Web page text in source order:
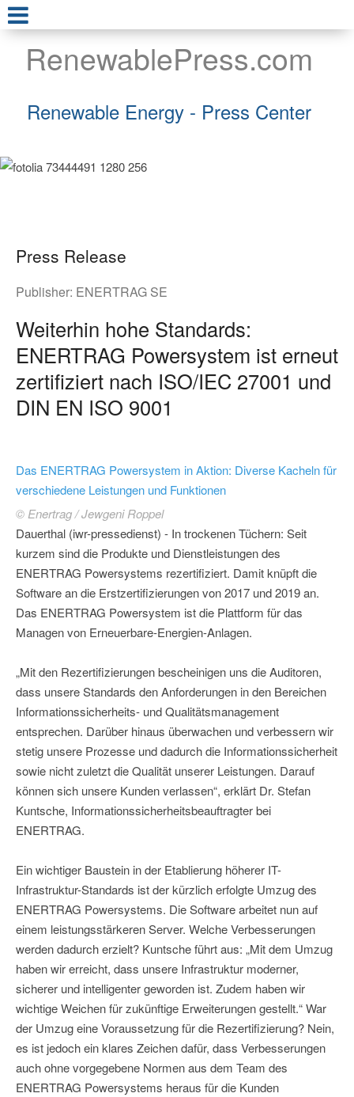
RenewablePress.com
Renewable Energy - Press Center
Press Release
Publisher: ENERTRAG SE
Weiterhin hohe Standards:
ENERTRAG Powersystem ist erneut
zertifiziert nach ISO/IEC 27001 und
DIN EN ISO 9001
Das ENERTRAG Powersystem in Aktion: Diverse Kacheln für
verschiedene Leistungen und Funktionen
© Enertrag / Jewgeni Roppel
Dauerthal (iwr-pressedienst) - In trockenen Tüchern: Seit
kurzem sind die Produkte und Dienstleistungen des
ENERTRAG Powersystems rezertifiziert. Damit knüpft die
Software an die Erstzertifizierungen von 2017 und 2019 an.
Das ENERTRAG Powersystem ist die Plattform für das
Managen von Erneuerbare-Energien-Anlagen.
„Mit den Rezertifizierungen bescheinigen uns die Auditoren,
dass unsere Standards den Anforderungen in den Bereichen
Informationssicherheits- und Qualitätsmanagement
entsprechen. Darüber hinaus überwachen und verbessern wir
stetig unsere Prozesse und dadurch die Informationssicherheit
sowie nicht zuletzt die Qualität unserer Leistungen. Darauf
können sich unsere Kunden verlassen“, erklärt Dr. Stefan
Kuntsche, Informationssicherheitsbeauftragter bei
ENERTRAG.
Ein wichtiger Baustein in der Etablierung höherer IT-
Infrastruktur-Standards ist der kürzlich erfolgte Umzug des
ENERTRAG Powersystems. Die Software arbeitet nun auf
einem leistungsstärkeren Server. Welche Verbesserungen
werden dadurch erzielt? Kuntsche führt aus: „Mit dem Umzug
haben wir erreicht, dass unsere Infrastruktur moderner,
sicherer und intelligenter geworden ist. Zudem haben wir
wichtige Weichen für zukünftige Erweiterungen gestellt.“ War
der Umzug eine Voraussetzung für die Rezertifizierung? Nein,
es ist jedoch ein klares Zeichen dafür, dass Verbesserungen
auch ohne vorgegebene Normen aus dem Team des
ENERTRAG Powersystems heraus für die Kunden